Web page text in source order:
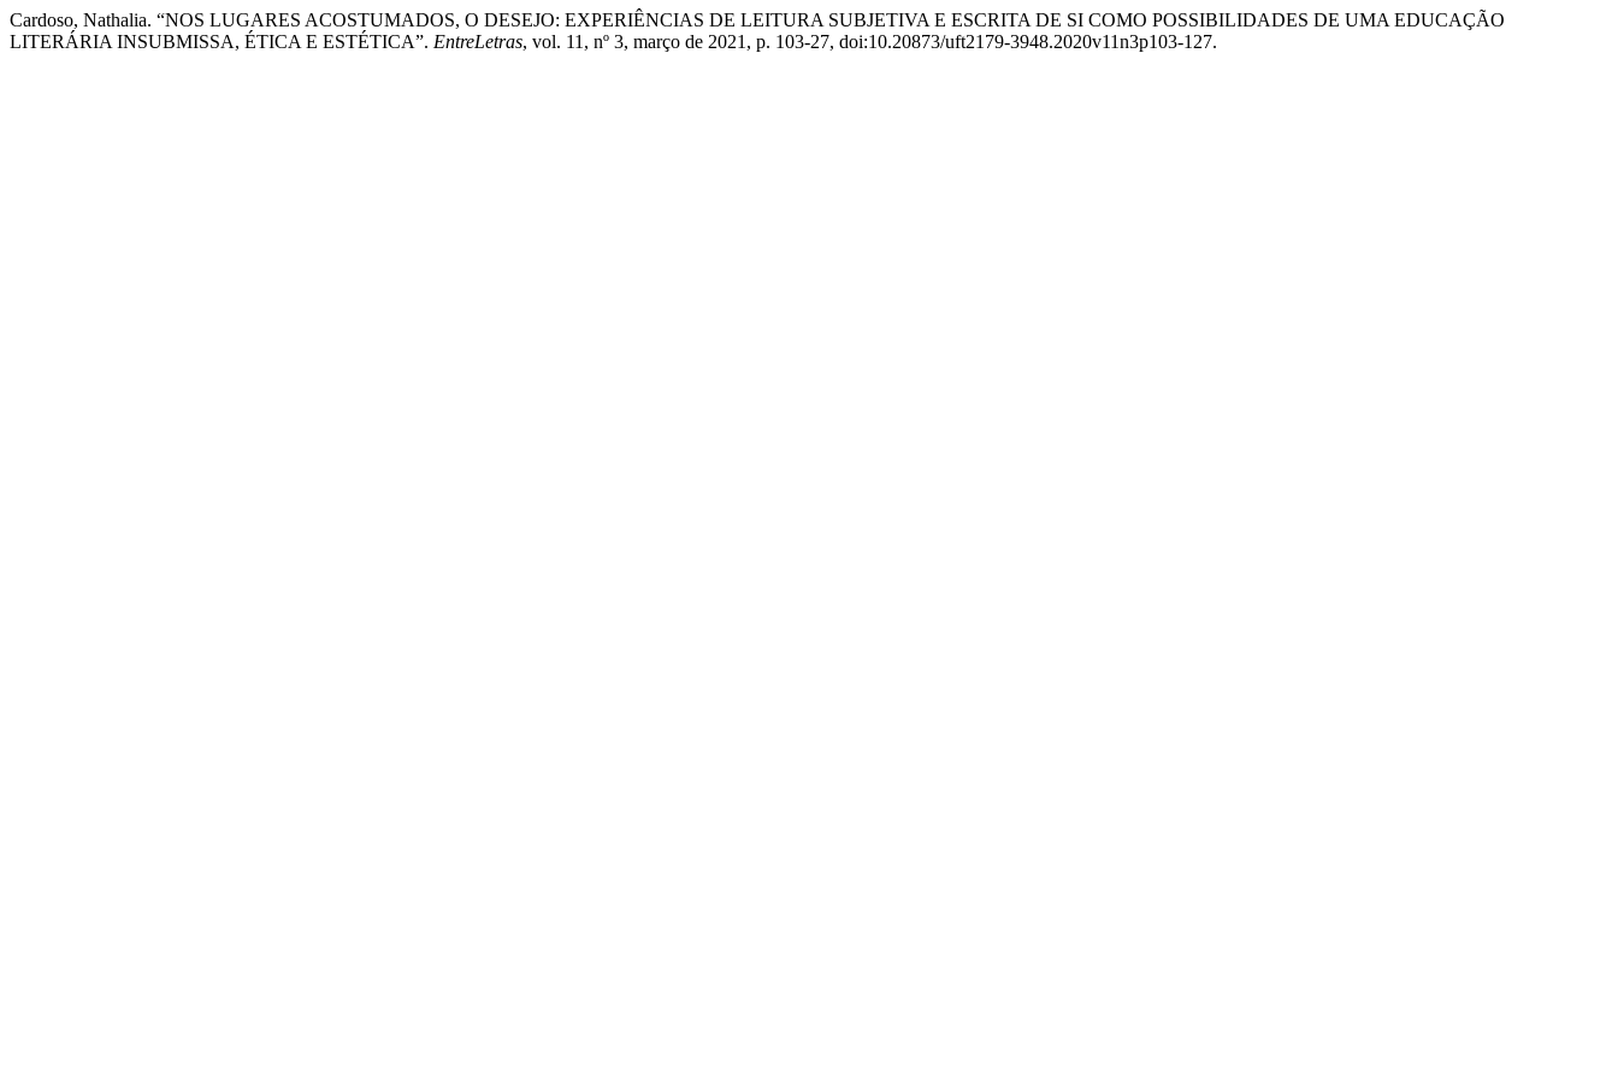
Cardoso, Nathalia. “NOS LUGARES ACOSTUMADOS, O DESEJO: EXPERIÊNCIAS DE LEITURA SUBJETIVA E ESCRITA DE SI COMO POSSIBILIDADES DE UMA EDUCAÇÃO
LITERÁRIA INSUBMISSA, ÉTICA E ESTÉTICA”. EntreLetras, vol. 11, nº 3, março de 2021, p. 103-27, doi:10.20873/uft2179-3948.2020v11n3p103-127.